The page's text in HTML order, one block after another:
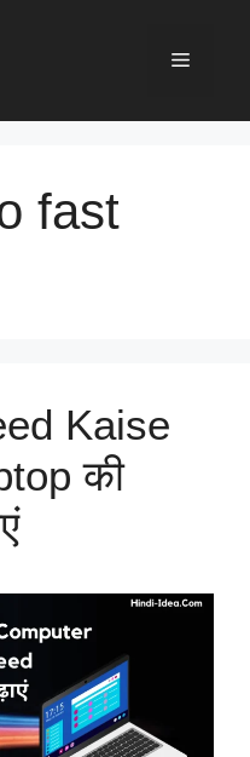
Menu
fast
Kaise
की